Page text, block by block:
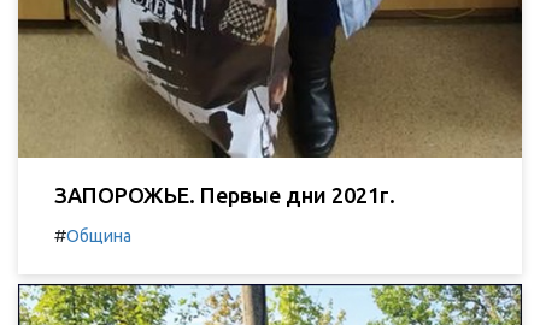
ЗАПОРОЖЬЕ. Первые дни 2021г.
#Община